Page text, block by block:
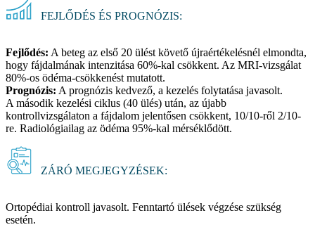
FEJLŐDÉS ÉS PROGNÓZIS:
Fejlődés: A beteg az első 20 ülést követő újraértékelésnél elmondta,
hogy fájdalmának intenzitása 60%-kal csökkent. Az MRI-vizsgálat
80%-os ödéma-csökkenést mutatott.
Prognózis: A prognózis kedvező, a kezelés folytatása javasolt.
A második kezelési ciklus (40 ülés) után, az újabb
kontrollvizsgálaton a fájdalom jelentősen csökkent, 10/10-ről 2/10-
re. Radiológiailag az ödéma 95%-kal mérséklődött.
ZÁRÓ MEGJEGYZÉSEK:
Ortopédiai kontroll javasolt. Fenntartó ülések végzése szükség
esetén.